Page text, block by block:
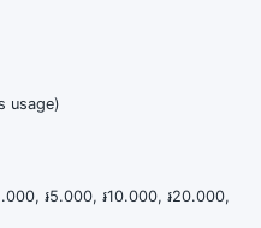
usage)
៛5.000, ៛10.000, ៛20.000,